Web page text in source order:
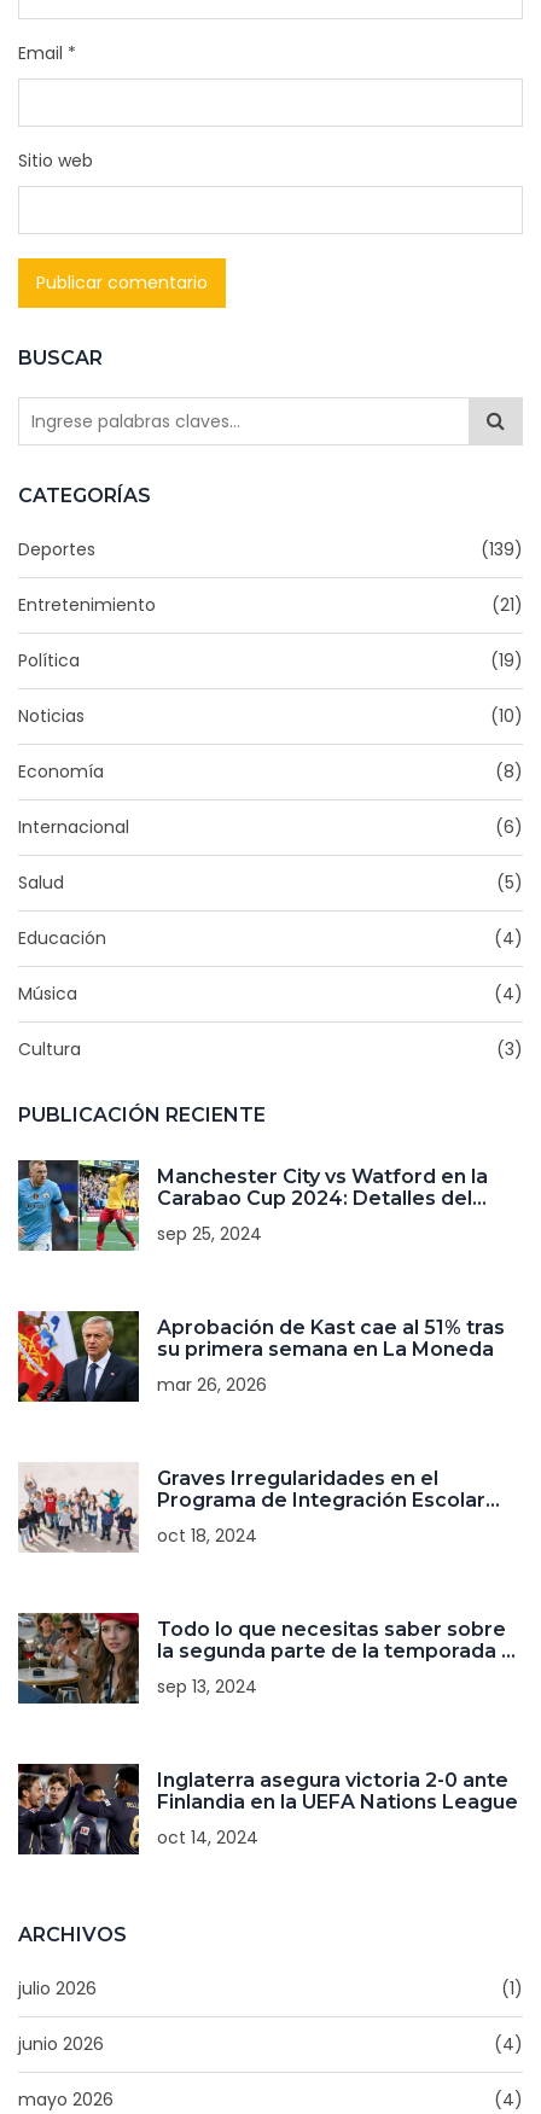
BUSCAR
CATEGORÍAS
Deportes (139)
Entretenimiento (21)
Política (19)
Noticias (10)
Economía (8)
Internacional (6)
Salud (5)
Educación (4)
Música (4)
Cultura (3)
PUBLICACIÓN RECIENTE
Manchester City vs Watford en la
Carabao Cup 2024: Detalles del
sep 25, 2024
Aprobación de Kast cae al 51% tras
su primera semana en La Moneda
mar 26, 2026
Graves Irregularidades en el
Programa de Integración Escolar
de Chile
oct 18, 2024
Todo lo que necesitas saber sobre
la segunda parte de la temporada 4
sep 13, 2024
Inglaterra asegura victoria 2-0 ante
Finlandia en la UEFA Nations League
oct 14, 2024
ARCHIVOS
julio 2026 (1)
junio 2026 (4)
mayo 2026 (4)
Email *
Sitio web